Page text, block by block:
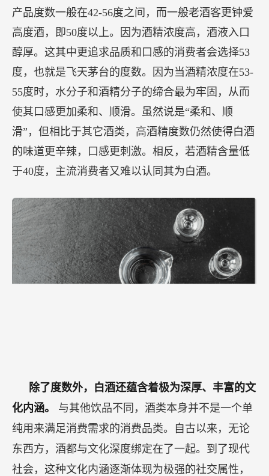
产品度数一般在42-56度之间，而一般老酒客更钟爱
高度酒，即50度以上。因为酒精浓度高，酒液入口
醇厚。这其中更追求品质和口感的消费者会选择53
度，也就是飞天茅台的度数。因为当酒精浓度在53-
55度时，水分子和酒精分子的缔合最为牢固，从而
使其口感更加柔和、顺滑。虽然说是“柔和、顺
滑”，但相比于其它酒类，高酒精度数仍然使得白酒
的味道更辛辣，口感更刺激。相反，若酒精含量低
于40度，主流消费者又难以认同其为白酒。
除了度数外，白酒还蕴含着极为深厚、丰富的文
化内涵。 与其他饮品不同，酒类本身并不是一个单
纯用来满足消费需求的消费品类。自古以来，无论
东西方，酒都与文化深度绑定在了一起。到了现代
社会，这种文化内涵逐渐体现为极强的社交属性，